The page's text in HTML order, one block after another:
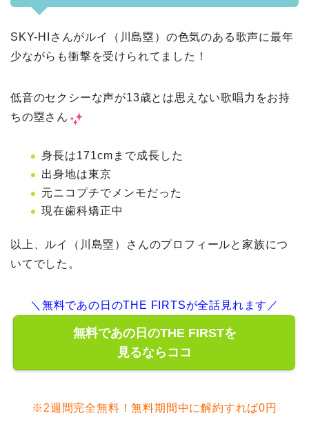
SKY-HIさんがルイ（川島塁）の色気のある歌声に最年
少ながらも衝撃を受けられてました！
低音のセクシーな声が13歳とは思えない歌唱力をお持
ちの塁さん
身長は171cmまで成長した
出身地は東京
元ニコプチでメンモだった
現在歯科矯正中
以上、ルイ（川島塁）さんのプロフィールと家族につ
いてでした。
＼無料であの日のTHE FIRTSが全話見れます／
無料であの日のTHE FIRSTを
見るならココ
※2週間完全無料！無料期間中に解約すれば0円